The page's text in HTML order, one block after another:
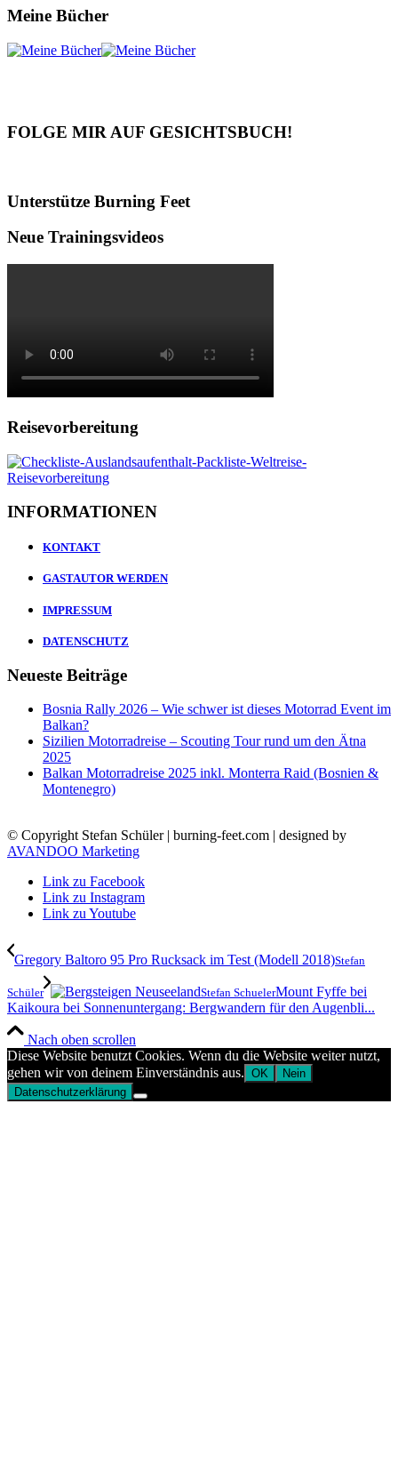
Meine Bücher
FOLGE MIR AUF GESICHTSBUCH!
Unterstütze Burning Feet
Neue Trainingsvideos
Reisevorbereitung
INFORMATIONEN
KONTAKT
GASTAUTOR WERDEN
IMPRESSUM
DATENSCHUTZ
Neueste Beiträge
Bosnia Rally 2026 – Wie schwer ist dieses Motorrad Event im
Balkan?
Sizilien Motorradreise – Scouting Tour rund um den Ätna
2025
Balkan Motorradreise 2025 inkl. Monterra Raid (Bosnien &
Montenegro)
© Copyright Stefan Schüler | burning-feet.com | designed by
AVANDOO Marketing
Link zu Facebook
Link zu Instagram
Link zu Youtube
Gregory Baltoro 95 Pro Rucksack im Test (Modell 2018)Stefan
Schüler Stefan SchuelerMount Fyffe bei
Kaikoura bei Sonnenuntergang: Bergwandern für den Augenbli...
Nach oben scrollen
Diese Website benutzt Cookies. Wenn du die Website weiter nutzt,
gehen wir von deinem Einverständnis aus. OK
Nein
Datenschutzerklärung